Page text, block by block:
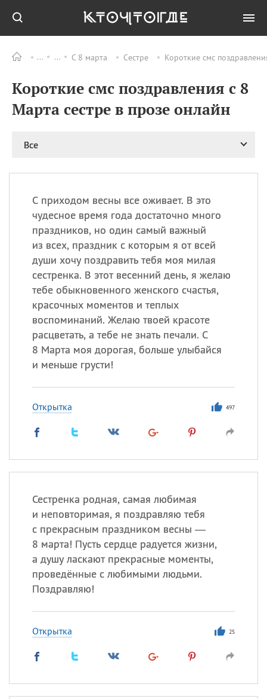
С 8 марта Сестре Короткие смс
Короткие смс поздравления с 8
Марта сестре в прозе онлайн
Все
С приходом весны все оживает. В это
чудесное время года достаточно много
праздников, но один самый важный
из всех, праздник с которым я от всей
души хочу поздравить тебя моя милая
сестренка. В этот весенний день, я желаю
тебе обыкновенного женского счастья,
красочных моментов и теплых
воспоминаний. Желаю твоей красоте
расцветать, а тебе не знать печали. С
8 Марта моя дорогая, больше улыбайся
и меньше грусти!
Открытка 497
Сестренка родная, самая любимая
и неповторимая, я поздравляю тебя
с прекрасным праздником весны —
8 марта! Пусть сердце радуется жизни,
а душу ласкают прекрасные моменты,
проведённые с любимыми людьми.
Поздравляю!
Открытка 25
ПРАЗДНИКИ Все
09.08 День памяти жертв
атомной
бомбардировки
день
рисового пудинга
09.08 День Дымняшки
(Smokey Bear Day)
ИМЕНА
Сегодня празднуют именины
Сергей, Теодор,Федор
Посмотреть значениеи